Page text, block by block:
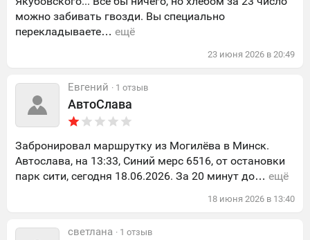
можно забивать гвозди. Вы специально
перекладываете… ещё
23 июня 2026 в 20:49
Евгений · 1 отзыв
АвтоСлава
Забронировал маршрутку из Могилёва в Минск.
Автослава, на 13:33, Синий мерс 6516, от остановки
парк сити, сегодня 18.06.2026. За 20 минут до… ещё
18 июня 2026 в 13:40
светлана · 1 отзыв